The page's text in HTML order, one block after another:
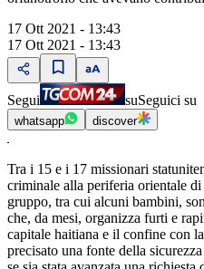
17 Ott 2021 - 13:43
17 Ott 2021 - 13:43
Segui suSeguici su
whatsapp discover
Tra i 15 e i 17 missionari
criminale alla periferia orientale
gruppo, tra cui alcuni bambini,
che, da mesi, organizza furti e
capitale haitiana e il confine con
precisato una fonte della